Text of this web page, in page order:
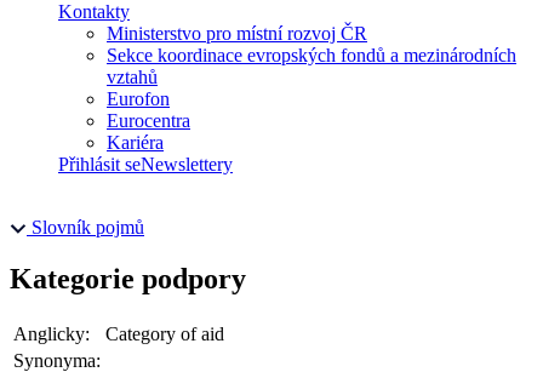
Kontakty
Ministerstvo pro místní rozvoj ČR
Sekce koordinace evropských fondů a mezinárodních
vztahů
Eurofon
Eurocentra
Kariéra
Přihlásit seNewslettery
Slovník pojmů
Kategorie podpory
Anglicky:
Category of aid
Synonyma: